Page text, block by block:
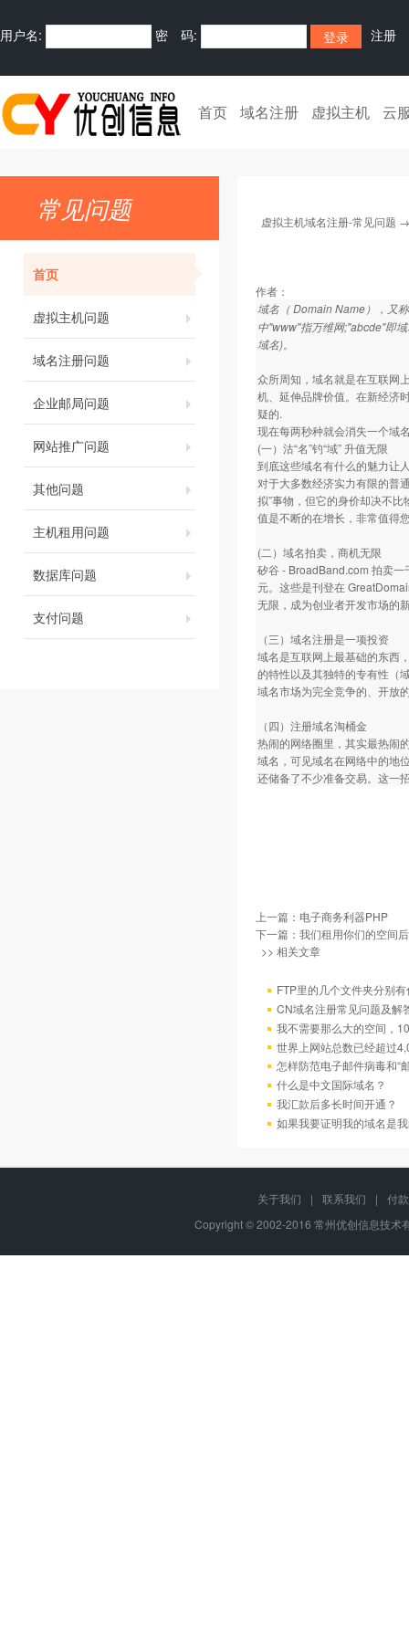
用户名: 密 码: 注册
首页 域名注册 虚拟主机 云
常见问题
首页
虚拟主机问题
域名注册问题
企业邮局问题
网站推广问题
其他问题
主机租用问题
数据库问题
支付问题
虚拟主机域名注册-常见问题
作者：
域名（ Domain Name），又
中"www"指万维网;"abcde"即
域名)。
众所周知，域名就是在互联网
机、延伸品牌价值。在新经济
疑的.
现在每两秒种就会消失一个域
(一）沽“名”钓“域” 升值无限
到底这些域名有什么的魅力让
对于大多数经济实力有限的普
拟”事物，但它的身价却决不
值是不断的在增长，非常值得
(二）域名拍卖，商机无限
矽谷 - BroadBand.com 拍卖
元。这些是刊登在
无限，成为创业者开发市场的
（三）域名注册是一项投资
域名是互联网上最基础的东西
的特性以及其独特的专有性（
域名市场为完全竞争的、开放
（四）注册域名淘桶金
热闹的网络圈里，其实最热闹
域名，可见域名在网络中的地
还储备了不少准备交易。这一
上一篇： 电子商务利器PHP
下一篇： 我们租用你们的空间
>> 相关文章
FTP里的几个文件夹分别
CN域名注册常见问题及解
我不需要那么大的空间，
世界上网站总数已经超过
怎样防范电子邮件病毒和“
什么是中文国际域名？
我汇款后多长时间开通？
如果我要证明我的域名是
关于我们 | 联系我们 |
付
Copyright © 2002-2016 常州优创信息技